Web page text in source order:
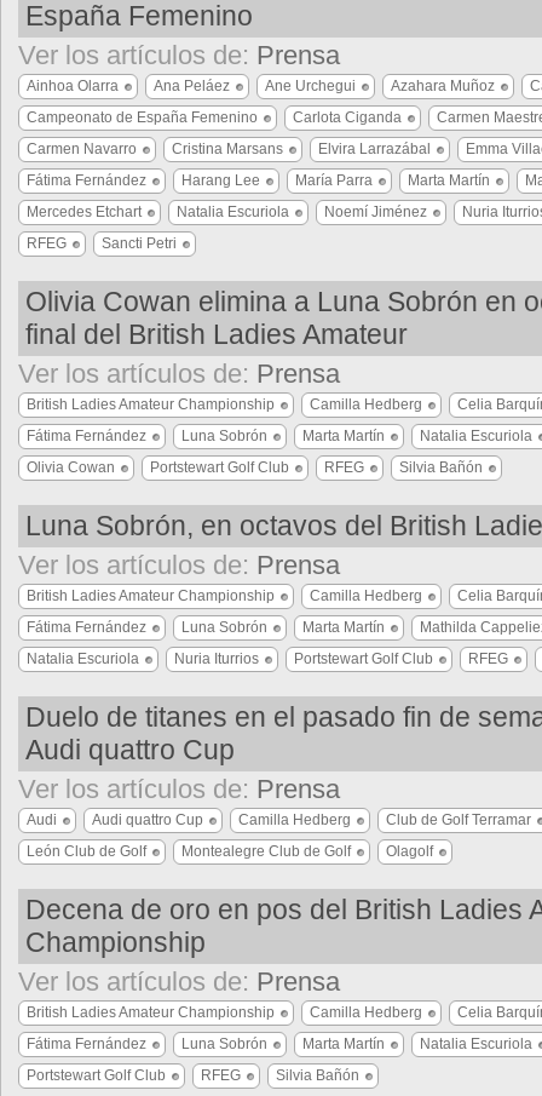
España Femenino
Ver los artículos de: Prensa
Ainhoa Olarra Ana Peláez Ane Urchegui Azahara Muñoz
Campeonato de España Femenino
Carlota Ciganda
Carmen
Carmen Navarro
Cristina Marsans Elvira Larrazábal
Emma
Fátima Fernández
Harang Lee María Parra Marta Martín
Mercedes Etchart
Natalia Escuriola Noemí Jiménez
Nuria
RFEG
Sancti Petri
Olivia Cowan elimina a Luna Sobrón en
final del British Ladies Amateur
Ver los artículos de: Prensa
British Ladies Amateur Championship Camilla Hedberg
Celia
Fátima Fernández
Luna Sobrón Marta Martín
Natalia Escuriola
Olivia Cowan
Portstewart Golf Club RFEG Silvia Bañón
Luna Sobrón, en octavos del British
Ver los artículos de: Prensa
British Ladies Amateur Championship Camilla Hedberg
Celia
Fátima Fernández
Luna Sobrón Marta Martín
Mathilda
Natalia Escuriola
Nuria Iturrios Portstewart Golf Club RFEG
Duelo de titanes en el pasado fin de
Audi quattro Cup
Ver los artículos de: Prensa
Audi Audi quattro Cup Camilla Hedberg
Club de Golf Terramar
León Club de Golf
Montealegre Club de Golf Olagolf
Decena de oro en pos del British Ladies
Championship
Ver los artículos de: Prensa
British Ladies Amateur Championship Camilla Hedberg
Celia
Fátima Fernández
Luna Sobrón Marta Martín
Natalia Escuriola
Portstewart Golf Club
RFEG Silvia Bañón